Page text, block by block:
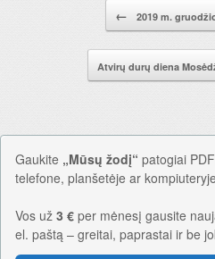
← 2019 m.
Atvirų durų diena
Gaukite „Mūsų žodį“ patogiai
telefone, planšetėje ar
Vos už 3 € per mėnesį gausite
el. paštą – greitai, paprastai ir be